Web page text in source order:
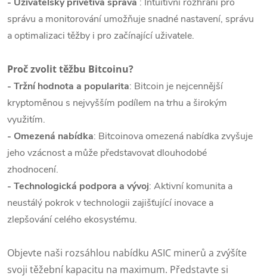
správu a monitorování umožňuje snadné nastavení, správu
a optimalizaci těžby i pro začínající uživatele.
Proč zvolit těžbu Bitcoinu?
- Tržní hodnota a popularita: Bitcoin je nejcennější
kryptoměnou s nejvyšším podílem na trhu a širokým
využitím.
- Omezená nabídka: Bitcoinova omezená nabídka zvyšuje
jeho vzácnost a může představovat dlouhodobé
zhodnocení.
- Technologická podpora a vývoj: Aktivní komunita a
neustálý pokrok v technologii zajišťující inovace a
zlepšování celého ekosystému.
Objevte naši rozsáhlou nabídku ASIC minerů a zvýšíte
svoji těžební kapacitu na maximum. Představte si